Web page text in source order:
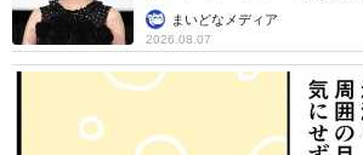
まいどなメディア
2026.08.07